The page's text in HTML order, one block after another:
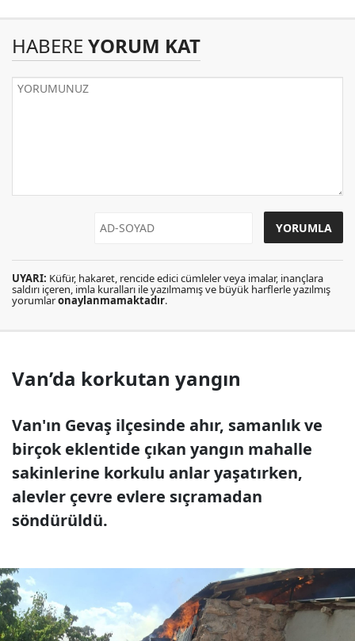
HABERE YORUM KAT
UYARI: Küfür, hakaret, rencide edici cümleler veya imalar, inançlara
saldırı içeren, imla kuralları ile yazılmamış ve büyük harflerle yazılmış
yorumlaronaylanmamaktadır.
Van’da korkutan yangın
Van'ın Gevaş ilçesinde ahır, samanlık ve
birçok eklentide çıkan yangın mahalle
sakinlerine korkulu anlar yaşatırken,
alevler çevre evlere sıçramadan
söndürüldü.